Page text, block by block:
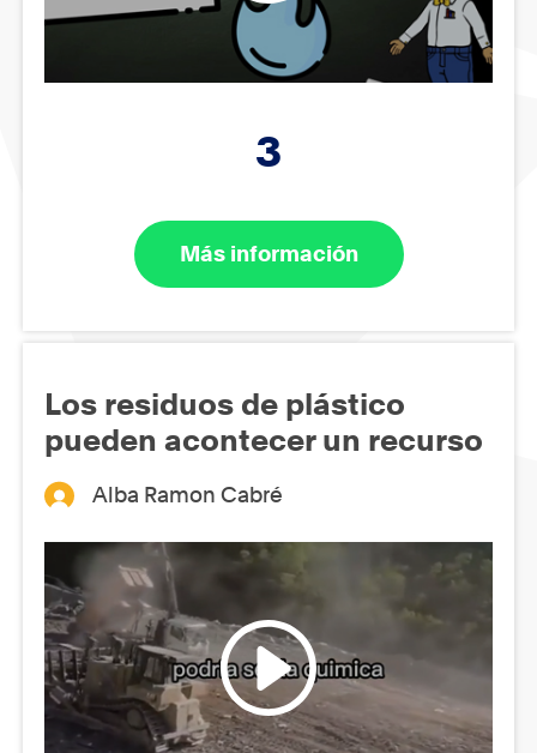
3
Más información
Los residuos de plástico
pueden acontecer un recurso
Alba Ramon Cabré